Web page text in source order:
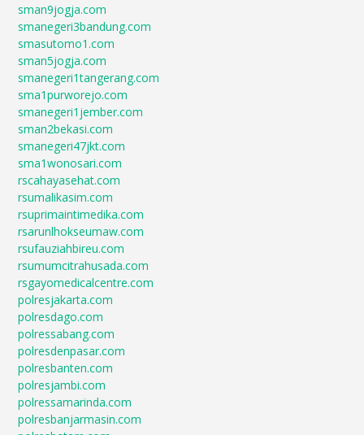
sman9jogja.com
smanegeri3bandung.com
smasutomo1.com
sman5jogja.com
smanegeri1tangerang.com
sma1purworejo.com
smanegeri1jember.com
sman2bekasi.com
smanegeri47jkt.com
sma1wonosari.com
rscahayasehat.com
rsumalikasim.com
rsuprimaintimedika.com
rsarunlhokseumaw.com
rsufauziahbireu.com
rsumumcitrahusada.com
rsgayomedicalcentre.com
polresjakarta.com
polresdago.com
polressabang.com
polresdenpasar.com
polresbanten.com
polresjambi.com
polressamarinda.com
polresbanjarmasin.com